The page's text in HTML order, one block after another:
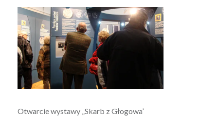
Otwarcie wystawy „Skarb z Głogowa’